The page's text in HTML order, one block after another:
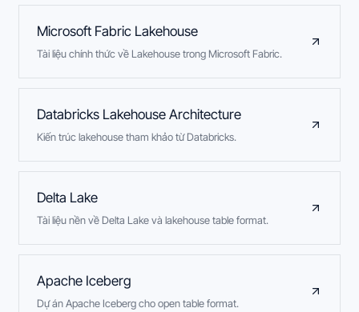
Microsoft Fabric Lakehouse
Tài liệu chính thức về Lakehouse trong Microsoft Fabric.
Databricks Lakehouse Architecture
Kiến trúc lakehouse tham khảo từ Databricks.
Delta Lake
Tài liệu nền về Delta Lake và lakehouse table format.
Apache Iceberg
Dự án Apache Iceberg cho open table format.